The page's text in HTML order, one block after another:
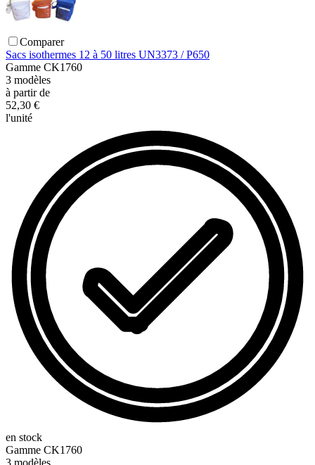
Comparer
Sacs isothermes 12 à 50 litres UN3373 / P650
Gamme CK1760
3 modèles
à partir de
52,30 €
l'unité
en stock
Gamme CK1760